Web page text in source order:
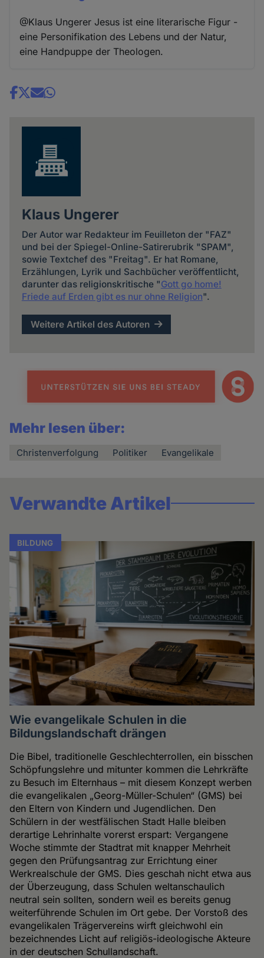
@Klaus Ungerer Jesus ist eine literarische Figur -
eine Personifikation des Lebens und der Natur,
eine Handpuppe der Theologen.
Share
Klaus Ungerer
Der Autor war Redakteur im Feuilleton der "FAZ"
und bei der Spiegel-Online-Satirerubrik "SPAM",
sowie Textchef des "Freitag". Er hat Romane,
Erzählungen, Lyrik und Sachbücher veröffentlicht,
darunter das religionskritische "Gott go home!
Friede auf Erden gibt es nur ohne Religion".
Weitere Artikel des Autoren
Mehr lesen über:
Christenverfolgung Politiker Evangelikale
Verwandte Artikel
BILDUNG
Wie evangelikale Schulen in die
Bildungslandschaft drängen
Die Bibel, traditionelle Geschlechterrollen, ein bisschen
Schöpfungslehre und mitunter kommen die Lehrkräfte
zu Besuch im Elternhaus – mit diesem Konzept werben
die evangelikalen „Georg-Müller-Schulen“ (GMS) bei
den Eltern von Kindern und Jugendlichen. Den
Schülern in der westfälischen Stadt Halle bleiben
derartige Lehrinhalte vorerst erspart: Vergangene
Woche stimmte der Stadtrat mit knapper Mehrheit
gegen den Prüfungsantrag zur Errichtung einer
Werkrealschule der GMS. Dies geschah nicht etwa aus
der Überzeugung, dass Schulen weltanschaulich
neutral sein sollten, sondern weil es bereits genug
weiterführende Schulen im Ort gebe. Der Vorstoß des
evangelikalen Trägervereins wirft gleichwohl ein
bezeichnendes Licht auf religiös-ideologische Akteure
in der deutschen Schullandschaft.